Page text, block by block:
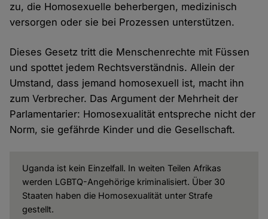
zu, die Homosexuelle beherbergen, medizinisch
versorgen oder sie bei Prozessen unterstützen.
Dieses Gesetz tritt die Menschenrechte mit Füssen
und spottet jedem Rechtsverständnis. Allein der
Umstand, dass jemand homosexuell ist, macht ihn
zum Verbrecher. Das Argument der Mehrheit der
Parlamentarier: Homosexualität entspreche nicht der
Norm, sie gefährde Kinder und die Gesellschaft.
Uganda ist kein Einzelfall. In weiten Teilen Afrikas
werden LGBTQ-Angehörige kriminalisiert. Über 30
Staaten haben die Homosexualität unter Strafe
gestellt.